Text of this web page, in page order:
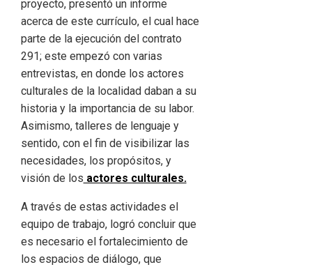
proyecto, presentó un informe
acerca de este currículo, el cual hace
parte de la ejecución del contrato
291; este empezó con varias
entrevistas, en donde los actores
culturales de la localidad daban a su
historia y la importancia de su labor.
Asimismo, talleres de lenguaje y
sentido, con el fin de visibilizar las
necesidades, los propósitos, y
visión de los actores culturales.
A través de estas actividades el
equipo de trabajo, logró concluir que
es necesario el fortalecimiento de
los espacios de diálogo, que